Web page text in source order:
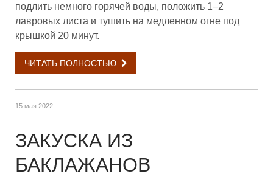
подлить немного горячей воды, положить 1–2
лавровых листа и тушить на медленном огне под
крышкой 20 минут.
ЧИТАТЬ ПОЛНОСТЬЮ
15 мая 2022
ЗАКУСКА ИЗ
БАКЛАЖАНОВ